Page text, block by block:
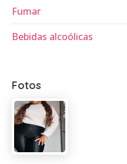
Fumar
Bebidas alcoólicas
Fotos